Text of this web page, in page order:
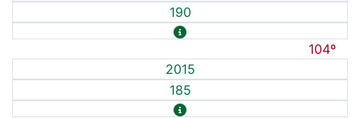
190
104º
2015
185